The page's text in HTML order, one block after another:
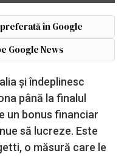
în Google
Google News
și îndeplinesc
până la finalul
un bonus financiar
să lucreze. Este
o măsură care le